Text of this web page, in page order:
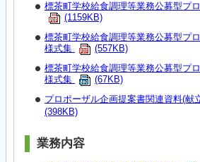
標茶町学校給食調理等業務公募型プ
(1159KB)
標茶町学校給食調理等業務公募型プ
様式集
(557KB)
標茶町学校給食調理等業務公募型プ
様式集
(67KB)
プロポーザル企画提案書関連資料(献
(398KB)
​業務内容